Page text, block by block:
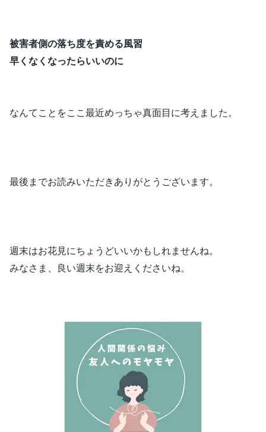
被害者側の落ち度を責める風習
早くなくなったらいいのに
なんてことをここ最近めっちゃ真面目に考えました。
最後までお読みいただきありがとうございます。
週末はお花見にちょうどいいかもしれませんね。
みなさま、良い週末をお迎えくださいね。